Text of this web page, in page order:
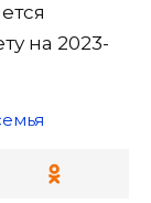
на 2023-